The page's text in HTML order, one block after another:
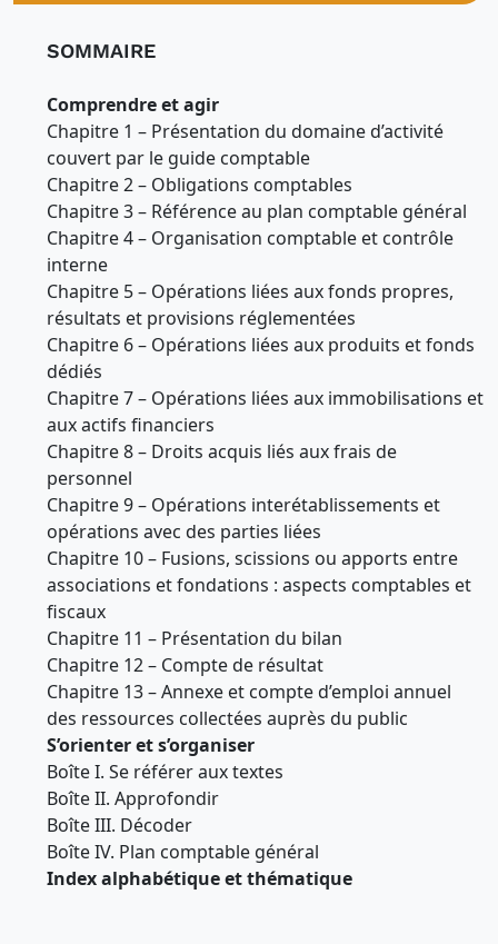
SOMMAIRE
Comprendre et agir
Chapitre 1 – Présentation du domaine d’activité
couvert par le guide comptable
Chapitre 2 – Obligations comptables
Chapitre 3 – Référence au plan comptable général
Chapitre 4 – Organisation comptable et contrôle
interne
Chapitre 5 – Opérations liées aux fonds propres,
résultats et provisions réglementées
Chapitre 6 – Opérations liées aux produits et fonds
dédiés
Chapitre 7 – Opérations liées aux immobilisations et
aux actifs financiers
Chapitre 8 – Droits acquis liés aux frais de
personnel
Chapitre 9 – Opérations interétablissements et
opérations avec des parties liées
Chapitre 10 – Fusions, scissions ou apports entre
associations et fondations : aspects comptables et
fiscaux
Chapitre 11 – Présentation du bilan
Chapitre 12 – Compte de résultat
Chapitre 13 – Annexe et compte d’emploi annuel
des ressources collectées auprès du public
S’orienter et s’organiser
Boîte I. Se référer aux textes
Boîte II. Approfondir
Boîte III. Décoder
Boîte IV. Plan comptable général
Index alphabétique et thématique